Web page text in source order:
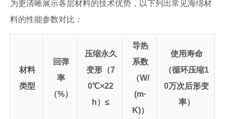
为更清晰展示各层材料的技术优势，以下列出常见海绵材
料的性能参数对比：
材料
类型
回弹
率
（%）
压缩永久
变形（7
0℃×22
h）≤
导热
系数
（W/
(m·
K)）
使用寿命
（循环压缩1
0万次后形变
率）